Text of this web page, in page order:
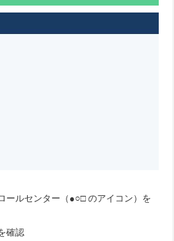
ールセンター（●○□ のアイコン）を
確認